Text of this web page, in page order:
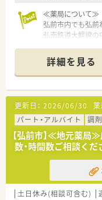
≪薬局について≫
弘前市内でも弘前
弘南鉄道大鰐線の
総合病院、他広域
類も多い環境です。
青森県で10店舗
格付会社からも優
局です。
地元で長く勤務し
る方には住む場所
患者様はわざわざ
気です。
詳細を見る
更新日： 2026/06/30 薬
パート・アルバイト
調
【弘前市】≪地元薬局
数・時間数ご相談くだ
土日休み(相談可含む)